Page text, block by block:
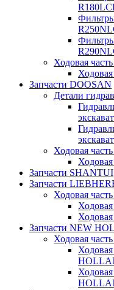
Ходовая
Запчасти DOOSAN
Детали
Ходовая
Ходовая
Запчасти SHANTUI
Запчасти
Ходовая
Ходовая
Запчасти NEW
Ходовая